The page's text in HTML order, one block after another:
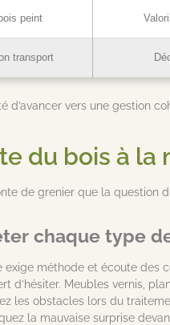
peint
transport
d’avancer vers une gestion
du bois à la
de grenier que la question
chaque type
exige méthode et écoute des
d’hésiter. Meubles vernis,
les obstacles lors du
la mauvaise surprise